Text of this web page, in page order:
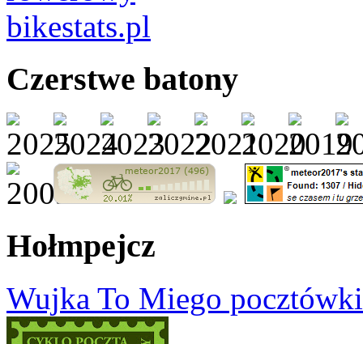
Czerstwe batony
Hołmpejcz
Wujka To Miego